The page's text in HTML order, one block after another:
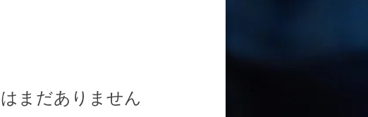
まだありません